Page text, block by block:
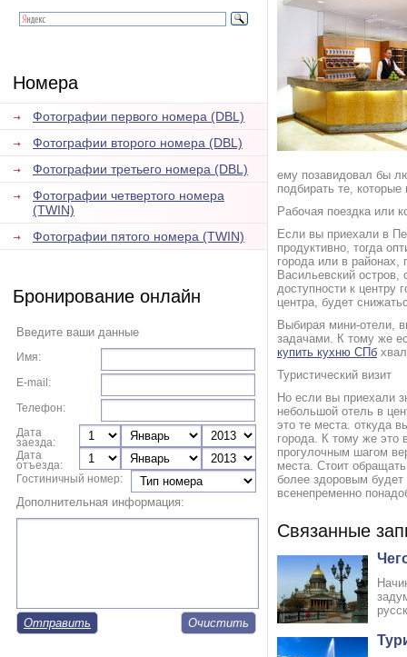
Номера
Фотографии первого номера (DBL)
Фотографии второго номера (DBL)
Фотографии третьего номера (DBL)
Фотографии четвертого номера
(TWIN)
Фотографии пятого номера (TWIN)
Бронирование онлайн
Введите ваши данные
Имя:
E-mail:
Телефон:
Дата
заезда:
Дата
отъезда:
Гостиничный номер:
Дополнительная информация:
Отправить
ему позавидовал бы
подбирать те,
Рабочая поездка или
Если вы приехали в
продуктивно, тогда
города или в районах,
Васильевский
доступности к центру
центра, будет
Выбирая мини-отели,
задачами. К тому же
купить кухню СПб
Туристический визит
Но если вы приехали
небольшой отель в
это те места. откуда
города. К тому же это
прогулочным шагом
места. Стоит
более здоровым
всенепременно
Связанные